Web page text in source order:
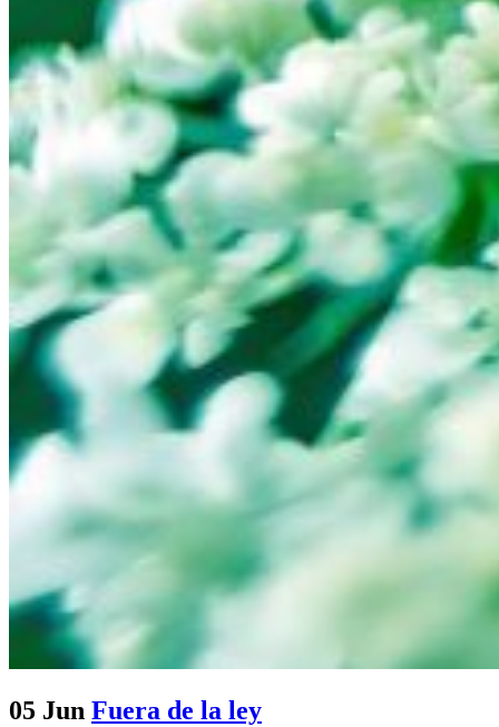
05 Jun Fuera de la ley